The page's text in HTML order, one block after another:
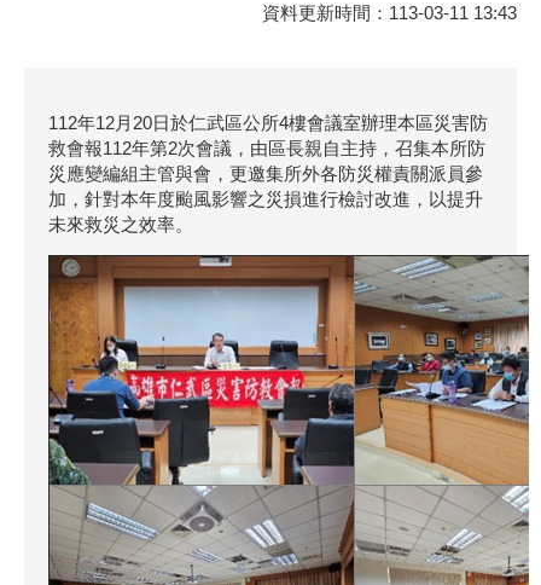
資料更新時間：113-03-11 13:43
112年12月20日於仁武區公所4樓會議室辦理本區災害防
救會報112年第2次會議，由區長親自主持，召集本所防
災應變編組主管與會，更邀集所外各防災權責關派員參
加，針對本年度颱風影響之災損進行檢討改進，以提升
未來救災之效率。